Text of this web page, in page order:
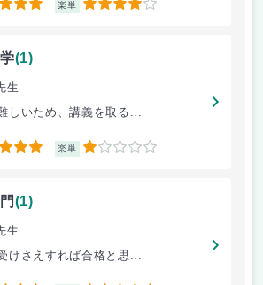
楽単 4
(1)
生
しいため、講義を取る...
楽単 1
(1)
生
けさえすれば合格と思...